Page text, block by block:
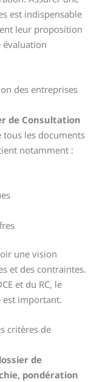
est indispensable
leur proposition
évaluation
des entreprises
de Consultation
tous les documents
notamment :
une vision
et des contraintes.
et du RC, le
est important.
critères de
de
pondération